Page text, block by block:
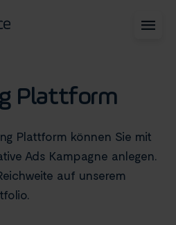
Plattform
Plattform können Sie mit
Ads Kampagne anlegen.
auf unserem